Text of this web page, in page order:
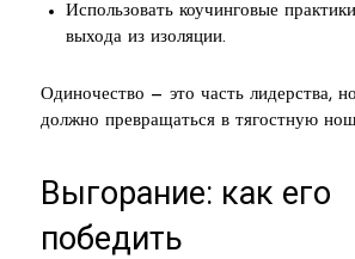
Использовать коучинговые
выхода из изоляции.
Одиночество — это часть лидерства,
должно превращаться в тягостную
Выгорание: как его
победить